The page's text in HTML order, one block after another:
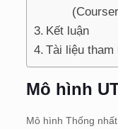
Kết luận
Tài liệu tham
Mô hình
Mô hình Thống